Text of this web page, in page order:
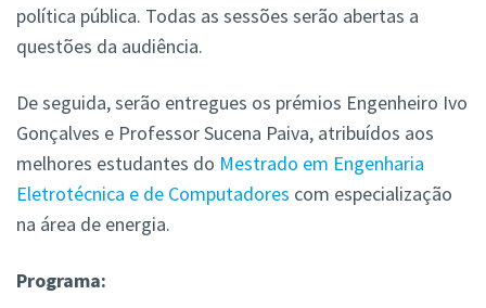
política pública. Todas as sessões serão abertas a
questões da audiência.
De seguida, serão entregues os prémios Engenheiro Ivo
Gonçalves e Professor Sucena Paiva, atribuídos aos
melhores estudantes do Mestrado em Engenharia
Eletrotécnica e de Computadores com especialização
na área de energia.
Programa: